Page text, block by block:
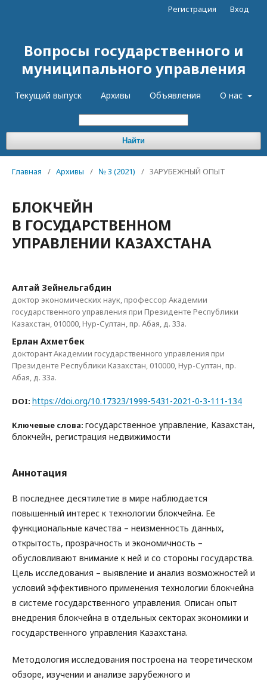
Вопросы государственного и
муниципального управления
Текущий выпуск Архивы Объявления О нас
Найти
Регистрация Вход
Главная / Архивы / № 3 (2021) / ЗАРУБЕЖНЫЙ ОПЫТ
БЛОКЧЕЙН
В ГОСУДАРСТВЕННОМ
УПРАВЛЕНИИ КАЗАХСТАНА
Алтай Зейнельгабдин
доктор экономических наук, профессор Академии
государственного управления при Президенте Республики
Казахстан, 010000, Нур-Султан, пр. Абая, д. 33а.
Ерлан Ахметбек
докторант Академии государственного управления при
Президенте Республики Казахстан, 010000, Нур-Султан, пр.
Абая, д. 33а.
DOI: https://doi.org/10.17323/1999-5431-2021-0-3-111-134
Ключевые слова: государственное управление, Казахстан,
блокчейн, регистрация недвижимости
Аннотация
В последнее десятилетие в мире наблюдается
повышенный интерес к технологии блокчейна. Ее
функциональные качества – неизменность данных,
открытость, прозрачность и экономичность –
обусловливают внимание к ней и со стороны государства.
Цель исследования – выявление и анализ возможностей и
условий эффективного применения технологии блокчейна
в системе государственного управления. Описан опыт
внедрения блокчейна в отдельных секторах экономики и
государственного управления Казахстана.
Методология исследования построена на теоретическом
обзоре, изучении и анализе зарубежного и